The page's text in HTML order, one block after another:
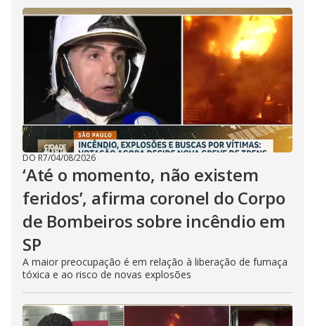
DO R7/04/08/2026
‘Até o momento, não existem
feridos’, afirma coronel do Corpo
de Bombeiros sobre incêndio em
SP
A maior preocupação é em relação à liberação de fumaça
tóxica e ao risco de novas explosões